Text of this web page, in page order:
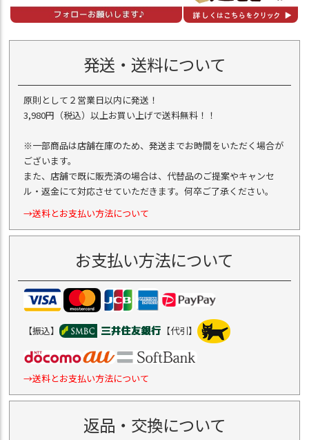
発送・送料について
原則として２営業日以内に発送！
3,980円（税込）以上お買い上げで送料無料！！
※一部商品は店舗在庫のため、発送までお時間をいただく場合が
ございます。
また、店舗で既に販売済の場合は、代替品のご提案やキャンセ
ル・返金にて対応させていただきます。何卒ご了承ください。
→送料とお支払い方法について
お支払い方法について
【振込】 【代引】
→送料とお支払い方法について
返品・交換について